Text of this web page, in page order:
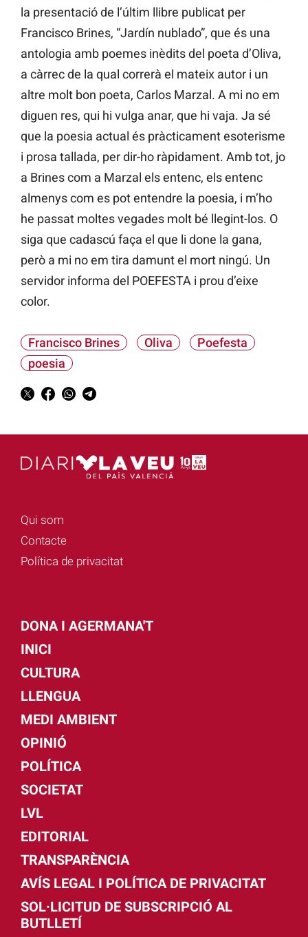
la presentació de l’últim llibre publicat per
Francisco Brines, “Jardín nublado”, que és una
antologia amb poemes inèdits del poeta d’Oliva,
a càrrec de la qual correrà el mateix autor i un
altre molt bon poeta, Carlos Marzal. A mi no em
diguen res, qui hi vulga anar, que hi vaja. Ja sé
que la poesia actual és pràcticament esoterisme
i prosa tallada, per dir-ho ràpidament. Amb tot, jo
a Brines com a Marzal els entenc, els entenc
almenys com es pot entendre la poesia, i m’ho
he passat moltes vegades molt bé llegint-los. O
siga que cadascú faça el que li done la gana,
però a mi no em tira damunt el mort ningú. Un
servidor informa del POEFESTA i prou d’eixe
color.
Francisco Brines Oliva
Poefesta
poesia
Qui som
Contacte
Política de privacitat
DONA I AGERMANA'T
INICI
CULTURA
LLENGUA
MEDI AMBIENT
OPINIÓ
POLÍTICA
SOCIETAT
LVL
EDITORIAL
TRANSPARÈNCIA
AVÍS LEGAL I POLÍTICA DE PRIVACITAT
SOL·LICITUD DE SUBSCRIPCIÓ AL
BUTLLETÍ